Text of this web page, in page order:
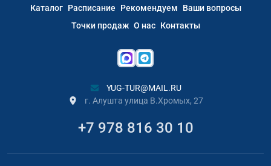
Каталог Расписание Рекомендуем
Ваши вопросы
Точки продаж О нас Контакты
YUG-TUR@MAIL.RU
г. Алушта улица В.Хромых, 27
+7 978 816 30 10